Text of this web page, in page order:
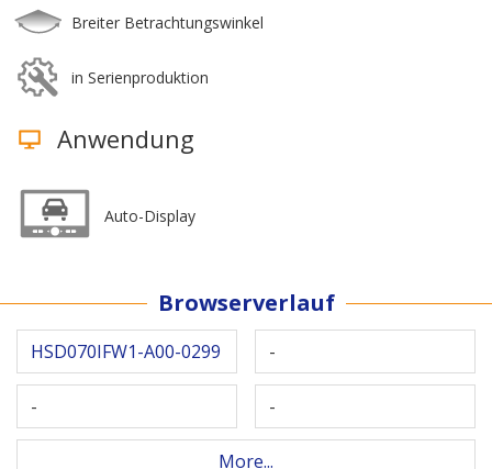
Breiter Betrachtungswinkel
in Serienproduktion
Anwendung
Auto-Display
Browserverlauf
HSD070IFW1-A00-0299 -
- -
More...